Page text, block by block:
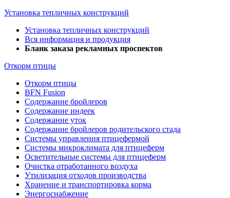
Установка тепличных конструкций
Установка тепличных конструкций
Вся информация и продукция
Бланк заказа рекламных проспектов
Откорм птицы
Откорм птицы
BFN Fusion
Содержание бройлеров
Содержание индеек
Содержание уток
Содержание бройлеров родительского стада
Системы управления птицефермой
Системы микроклимата для птицеферм
Осветительные системы для птицеферм
Очистка отработанного воздуха
Утилизация отходов производства
Хранение и транспортировка корма
Энергоснабжение